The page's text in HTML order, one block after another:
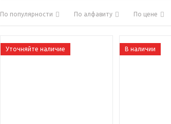
По популярности По алфавиту По цене
Уточняйте наличие В наличии